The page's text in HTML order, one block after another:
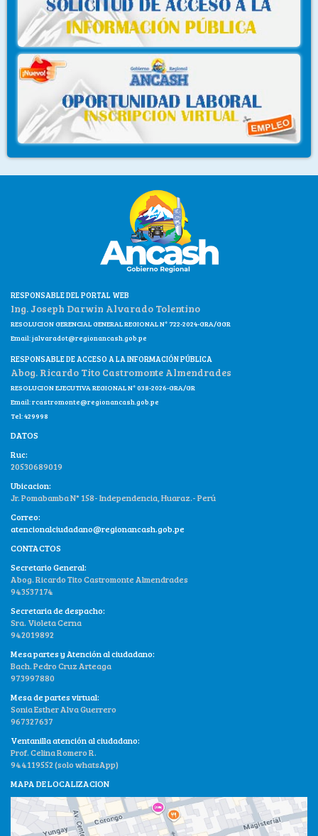
RESPONSABLE DEL PORTAL WEB
Ing. Joseph Darwin Alvarado Tolentino
RESOLUCION GERENCIAL GENERAL REGIONAL N° 722-2024-GRA/GGR
Email:jalvaradot@regionancash.gob.pe
RESPONSABLE DE ACCESO A LA INFORMACIÓN PÚBLICA
Abog. Ricardo Tito Castromonte Almendrades
RESOLUCION EJECUTIVA REGIONAL N° 038-2026-GRA/GR
Email:rcastromonte@regionancash.gob.pe
Tel: 429998
DATOS
Ruc:
20530689019
Ubicacion:
Jr. Pomabamba N° 158- Independencia, Huaraz.- Perú
Correo:
atencionalciudadano@regionancash.gob.pe
CONTACTOS
Secretario General:
Abog. Ricardo Tito Castromonte Almendrades
943537174
Secretaria de despacho:
Sra. Violeta Cerna
942019892
Mesa partes y Atención al ciudadano:
Bach. Pedro Cruz Arteaga
973997880
Mesa de partes virtual:
Sonia Esther Alva Guerrero
967327637
Ventanilla atención al ciudadano:
Prof. Celina Romero R.
944119552 (solo whatsApp)
MAPA DE LOCALIZACION